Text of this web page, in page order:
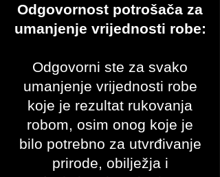
Odgovornost potrošača za
umanjenje vrijednosti robe:
Odgovorni ste za svako
umanjenje vrijednosti robe
koje je rezultat rukovanja
robom, osim onog koje je
bilo potrebno za utvrđivanje
prirode, obilježja i